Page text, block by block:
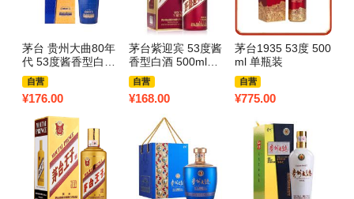
茅台 贵州大曲80年
代 53度酱香型白酒
500ml单瓶
自营
¥176.00
茅台紫迎宾 53度酱
香型白酒 500ml单
瓶装
自营
¥168.00
茅台1935 53度 500
ml 单瓶装
自营
¥775.00